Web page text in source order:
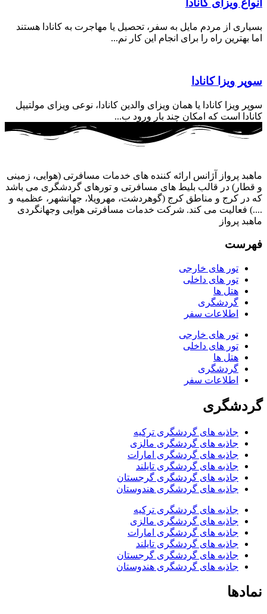
انواع ویزای کانادا
بسیاری از مردم مایل به سفر، تحصیل یا مهاجرت به کانادا هستند
اما بهترین راه را برای انجام این کار نم...
سوپر ویزا کانادا
سوپر ویزا کانادا یا همان ویزای والدین کانادا، نوعی ویزای مولتیپل
کانادا است که امکان چند بار ورود ب...
ماهبد پرواز آژانس ارائه کننده های خدمات مسافرتی (هوایی، زمینی
و قطار) در قالب بلیط های مسافرتی و تورهای گردشگری می باشد
که در کرج و مناطق کرج (گوهردشت، مهرویلا، جهانشهر، عظمیه و
....) فعالیت می کند. شرکت خدمات مسافرتی هوایی وجهانگردی
ماهبد پرواز
فهرست
تور های خارجی
تور های داخلی
هتل ها
گردشگری
اطلاعات سفر
تور های خارجی
تور های داخلی
هتل ها
گردشگری
اطلاعات سفر
گردشگری
جاذبه های گردشگری ترکیه
جاذبه های گردشگری مالزی
جاذبه های گردشگری امارات
جاذبه های گردشگری تایلند
جاذبه های گردشگری گرجستان
جاذبه های گردشگری هندوستان
جاذبه های گردشگری ترکیه
جاذبه های گردشگری مالزی
جاذبه های گردشگری امارات
جاذبه های گردشگری تایلند
جاذبه های گردشگری گرجستان
جاذبه های گردشگری هندوستان
نمادها